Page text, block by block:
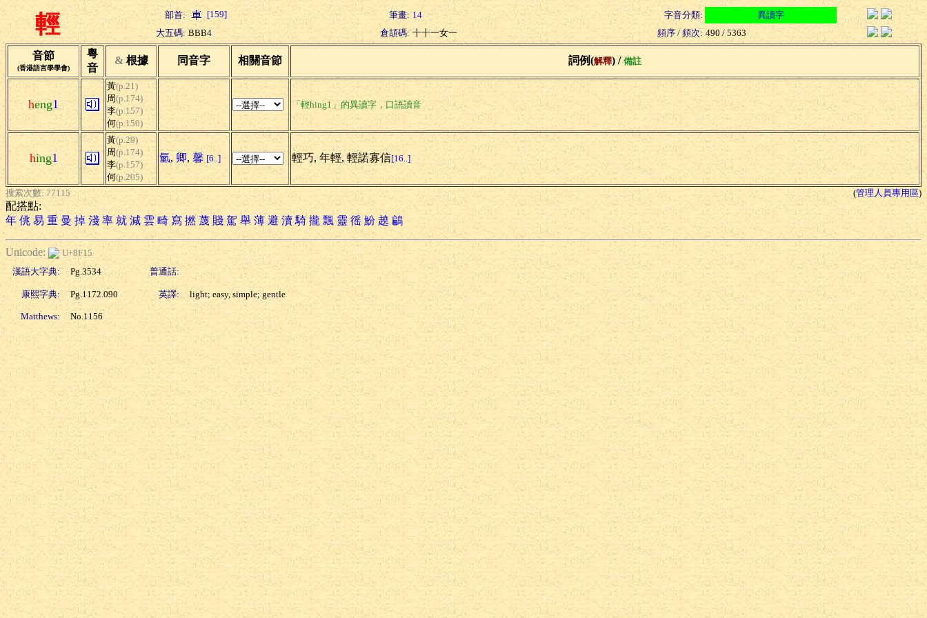
輕 部首: [159] 筆畫: 14 字音分類:
異讀字
大五碼: BBB4 倉頡碼: 十十一女一 頻序 / 頻次: 490 / 5363
音節
(香港語言學學會)
粵
音
& 根據 同音字 相關音節 詞例(解釋) / 備註
heng1
黃(p.21)
周(p.174)
李(p.157)
何(p.150)
「輕hing1」的異讀字，口語讀音
hing1
黃(p.29)
周(p.174)
李(p.157)
何(p.205)
氫, 卿, 馨 [6..] 輕巧, 年輕, 輕諾寡信[16..]
搜索次數: 77115 (管理人員專用區)
配搭點:
年 佻 易 重 曼 掉 淺 率 就 減 雲 畸 寫 撚 蔑 賤 駕 舉 薄 避 瀆 騎 攏 飄 靈 徭 魵 趬 鶣
Unicode:
U+8F15
漢語大字典:
Pg.3534 普通話:
康熙字典: Pg.1172.090 英譯: light; easy, simple; gentle
Matthews: No.1156